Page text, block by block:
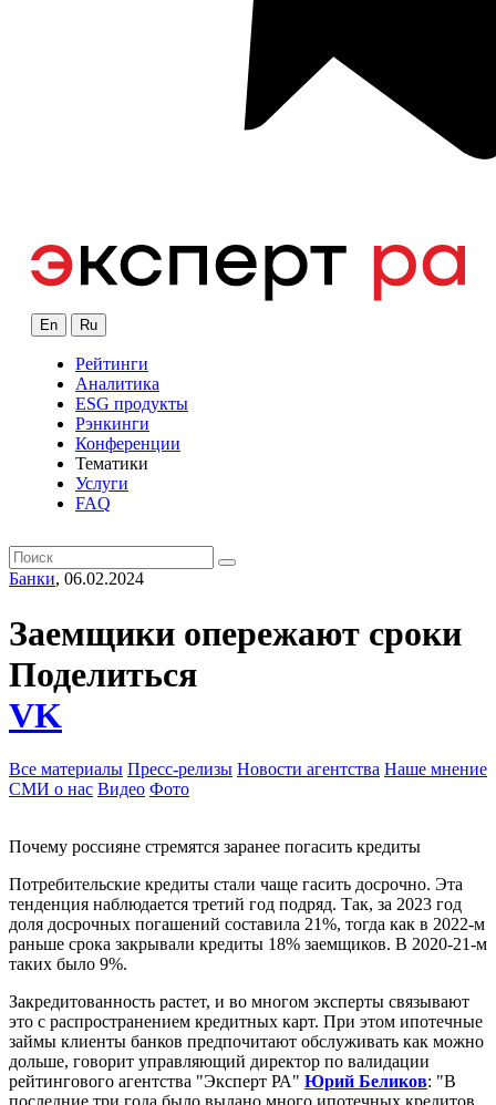
En Ru
Рейтинги
Аналитика
ESG продукты
Рэнкинги
Конференции
Тематики
Услуги
FAQ
Банки, 06.02.2024
Заемщики опережают сроки
Поделиться
VK
Все материалы Пресс-релизы Новости агентства Наше мнение
СМИ о нас Видео Фото
Почему россияне стремятся заранее погасить кредиты
Потребительские кредиты стали чаще гасить досрочно. Эта
тенденция наблюдается третий год подряд. Так, за 2023 год
доля досрочных погашений составила 21%, тогда как в 2022-м
раньше срока закрывали кредиты 18% заемщиков. В 2020-21-м
таких было 9%.
Закредитованность растет, и во многом эксперты связывают
это с распространением кредитных карт. При этом ипотечные
займы клиенты банков предпочитают обслуживать как можно
дольше, говорит управляющий директор по валидации
рейтингового агентства "Эксперт РА" Юрий Беликов: "В